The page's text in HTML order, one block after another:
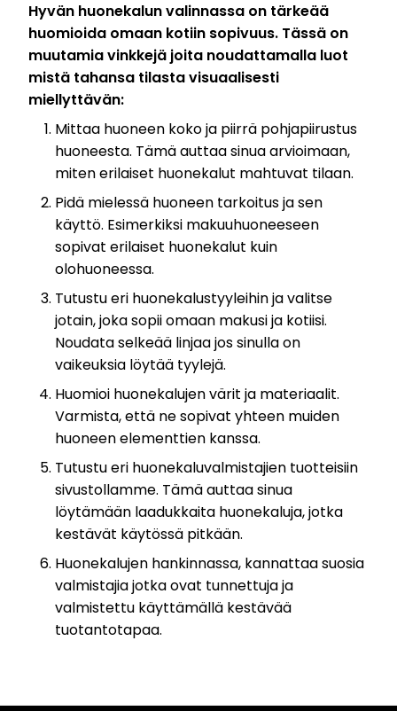
Hyvän huonekalun valinnassa on tärkeää
huomioida omaan kotiin sopivuus. Tässä on
muutamia vinkkejä joita noudattamalla luot
mistä tahansa tilasta visuaalisesti
miellyttävän:
Mittaa huoneen koko ja piirrä pohjapiirustus
huoneesta. Tämä auttaa sinua arvioimaan,
miten erilaiset huonekalut mahtuvat tilaan.
Pidä mielessä huoneen tarkoitus ja sen
käyttö. Esimerkiksi makuuhuoneeseen
sopivat erilaiset huonekalut kuin
olohuoneessa.
Tutustu eri huonekalustyyleihin ja valitse
jotain, joka sopii omaan makusi ja kotiisi.
Noudata selkeää linjaa jos sinulla on
vaikeuksia löytää tyylejä.
Huomioi huonekalujen värit ja materiaalit.
Varmista, että ne sopivat yhteen muiden
huoneen elementtien kanssa.
Tutustu eri huonekaluvalmistajien tuotteisiin
sivustollamme. Tämä auttaa sinua
löytämään laadukkaita huonekaluja, jotka
kestävät käytössä pitkään.
Huonekalujen hankinnassa, kannattaa suosia
valmistajia jotka ovat tunnettuja ja
valmistettu käyttämällä kestävää
tuotantotapaa.